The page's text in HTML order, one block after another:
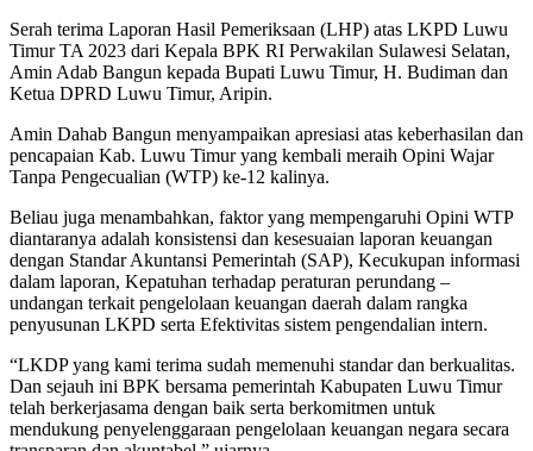
Serah terima Laporan Hasil Pemeriksaan (LHP) atas LKPD Luwu
Timur TA 2023 dari Kepala BPK RI Perwakilan Sulawesi Selatan,
Amin Adab Bangun kepada Bupati Luwu Timur, H. Budiman dan
Ketua DPRD Luwu Timur, Aripin.
Amin Dahab Bangun menyampaikan apresiasi atas keberhasilan dan
pencapaian Kab. Luwu Timur yang kembali meraih Opini Wajar
Tanpa Pengecualian (WTP) ke-12 kalinya.
Beliau juga menambahkan, faktor yang mempengaruhi Opini WTP
diantaranya adalah konsistensi dan kesesuaian laporan keuangan
dengan Standar Akuntansi Pemerintah (SAP), Kecukupan informasi
dalam laporan, Kepatuhan terhadap peraturan perundang –
undangan terkait pengelolaan keuangan daerah dalam rangka
penyusunan LKPD serta Efektivitas sistem pengendalian intern.
“LKDP yang kami terima sudah memenuhi standar dan berkualitas.
Dan sejauh ini BPK bersama pemerintah Kabupaten Luwu Timur
telah berkerjasama dengan baik serta berkomitmen untuk
mendukung penyelenggaraan pengelolaan keuangan negara secara